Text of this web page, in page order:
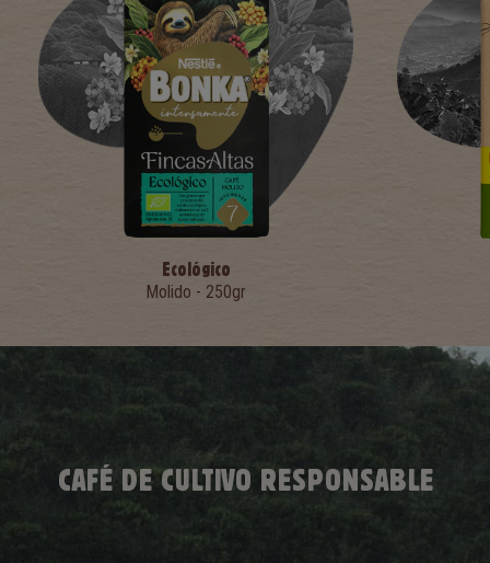
Ecológico
Molido - 250gr
CAFÉ DE CULTIVO RESPONSABLE